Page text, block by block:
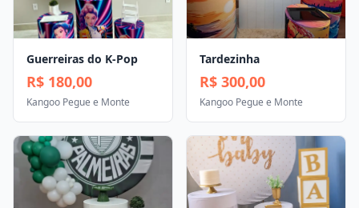
Guerreiras do K-Pop
R$ 180,00
Kangoo Pegue e Monte
Tardezinha
R$ 300,00
Kangoo Pegue e Monte